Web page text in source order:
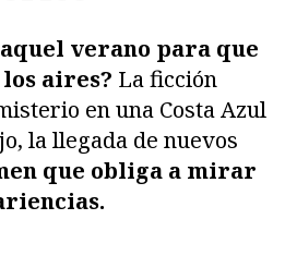
verano para que
aires? La ficción
en una Costa Azul
la llegada de nuevos
que obliga a mirar